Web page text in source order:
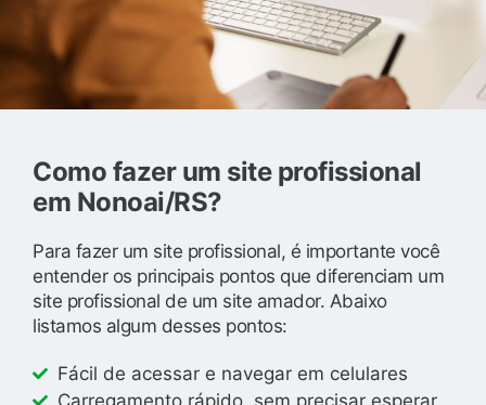
Como fazer um site profissional
em Nonoai/RS?
Para fazer um site profissional, é importante você
entender os principais pontos que diferenciam um
site profissional de um site amador. Abaixo
listamos algum desses pontos:
Fácil de acessar e navegar em celulares
Carregamento rápido, sem precisar esperar